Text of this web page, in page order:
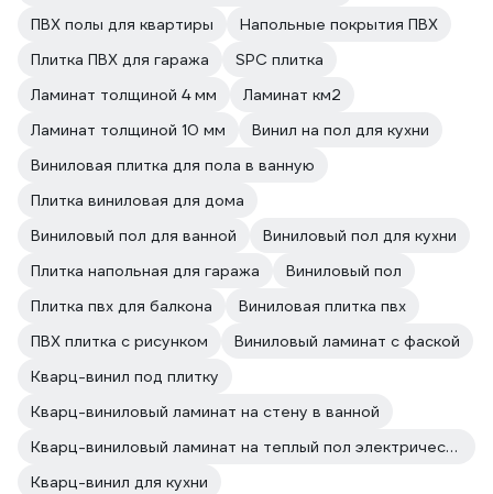
ПВХ полы для квартиры
Напольные покрытия ПВХ
Плитка ПВХ для гаража
SPC плитка
Ламинат толщиной 4 мм
Ламинат км2
Ламинат толщиной 10 мм
Винил на пол для кухни
Виниловая плитка для пола в ванную
Плитка виниловая для дома
Виниловый пол для ванной
Виниловый пол для кухни
Плитка напольная для гаража
Виниловый пол
Плитка пвх для балкона
Виниловая плитка пвх
ПВХ плитка с рисунком
Виниловый ламинат с фаской
Кварц-винил под плитку
Кварц-виниловый ламинат на стену в ванной
Кварц-виниловый ламинат на теплый пол электрический
Кварц-винил для кухни